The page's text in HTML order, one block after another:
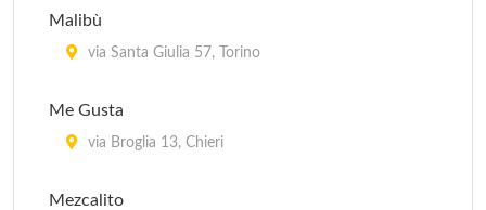
Malibù
via Santa Giulia 57, Torino
Me Gusta
via Broglia 13, Chieri
Mezcalito